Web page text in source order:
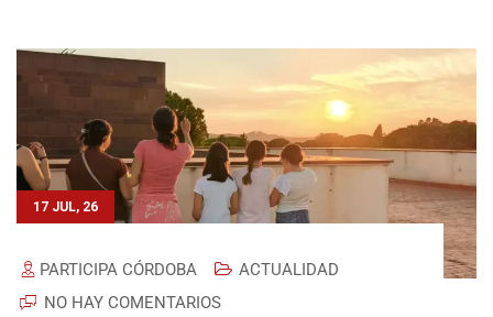
17 JUL, 26
PARTICIPA CÓRDOBA
ACTUALIDAD
NO HAY COMENTARIOS